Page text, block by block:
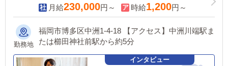
月給230,000円～ 時給1,200円～
勤務地
福岡市博多区中洲1-4-18 【アクセス】中洲川端駅ま
たは櫛田神社前駅から約5分